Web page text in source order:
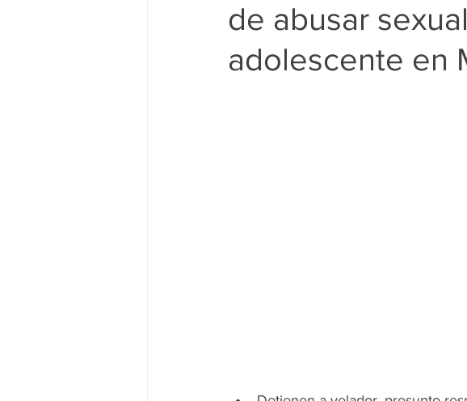
Legislativo Seguridad Educación
de abusar
adolescente en